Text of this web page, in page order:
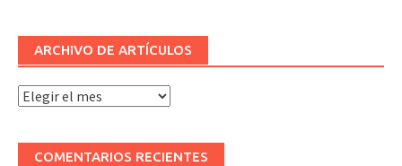
ARCHIVO DE ARTÍCULOS
Archivo
artículos
COMENTARIOS RECIENTES